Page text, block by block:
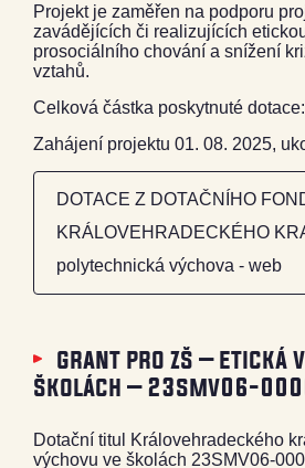
Projekt je zaměřen na podporu
zavádějících či realizujících
prosociálního chování a snížení
vztahů.
Celková částka poskytnuté
Zahájení projektu 01. 08. 2025,
DOTACE Z DOTAČNÍHO
KRÁLOVEHRADECKÉHO
polytechnická výchova - web
grant pro zš – etická
školách – 23smv06-
Dotační titul Královehradeckého
výchovu ve školách 23SMV06-